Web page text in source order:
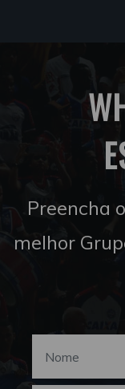
Preencha
melhor